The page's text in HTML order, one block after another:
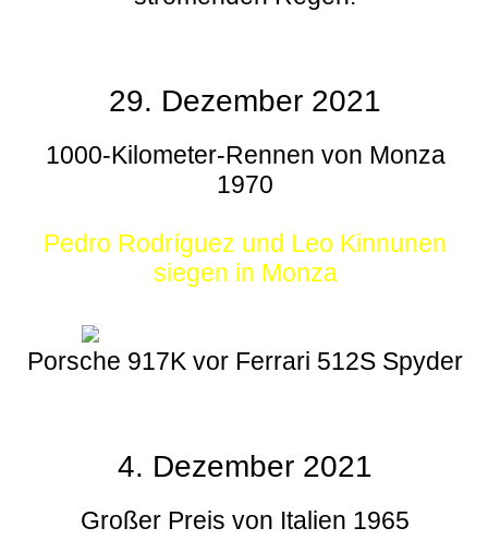
29. Dezember 2021
1000-Kilometer-Rennen von Monza
1970
Pedro Rodríguez und Leo Kinnunen
siegen in Monza
Porsche 917K vor Ferrari 512S Spyder
4. Dezember 2021
Großer Preis von Italien 1965